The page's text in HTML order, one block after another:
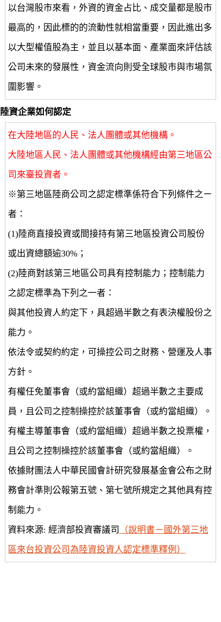
以台灣股市來看，外資的資金占比、成交量都是股市
最高的，因此標的的流動性就相當重要，因此進出多
以大型權值股為主，並且以基本面、產業面來評估該
公司未來的發展性，資金流向則受全球股市與市場氛
圍影響。
陸資企業如何認定
在大陸地區的人民、法人團體或其他機構。
大陸地區人民、法人團體或其他機構經由第三地區公
司來臺投資者。
※第三地區陸商公司之認定標準係符合下列條件之ㄧ
者：
(1)陸商直接投資或間接持有第三地區投資公司股份
或出資總額逾30%；
(2)陸商對該第三地區公司具有控制能力；控制能力
之認定標準為下列之一者：
與其他投資人約定下，具超過半數之有表決權股份之
能力。
依法令或契約約定，可操控公司之財務、營運及人事
方針。
有權任免董事會（或約當組織）超過半數之主要成
員，且公司之控制操控於該董事會（或約當組織）。
有權主導董事會（或約當組織）超過半數之投票權，
且公司之控制操控於該董事會（或約當組織）。
依據財團法人中華民國會計研究發展基金會公布之財
務會計準則公報第五號、第七號所規定之其他具有控
制能力。
資料來源: 經濟部投資審議司
（說明書－國外第三地
區來台投資公司為陸資投資人認定標準釋例）